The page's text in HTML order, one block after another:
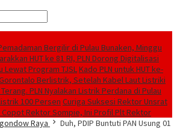
Bergilir di Pulau Bunaken, Minggu
HUT ke 81 RI, PLN Dorong Digitalisasi
Lewat Program TJSLKado PLN untuk HUT ke-
Berlistrik, Setelah Kabel Laut Listriki
PLN Nyalakan Listrik Perdana di Pulau
100 Persen Curiga Suksesi Rektor Unsrat
Rektor Sompie, Ini Profil Plt Rektor
Raya
Duh, PDIP Buntuti PAN Usung 01